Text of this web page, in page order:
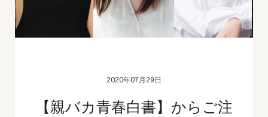
2020年07月29日
【親バカ青春白書】からご注